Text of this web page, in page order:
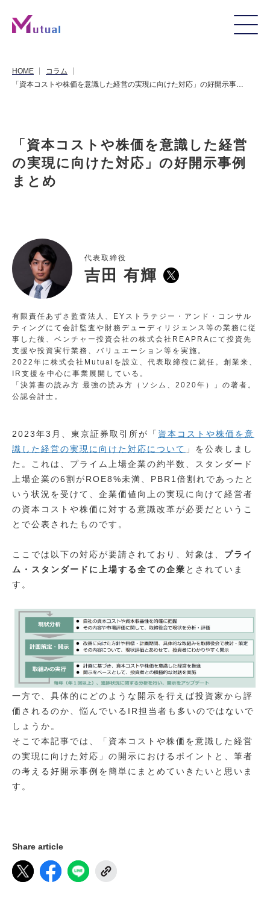
HOME
コラム
「資本コストや株価を意識した経営の実現に向けた対応」の好開示事例まとめ
「資本コストや株価を意識した経営
の実現に向けた対応」の好開示事例
まとめ
代表取締役
吉田 有輝
有限責任あずさ監査法人、EYストラテジー・アンド・コンサル
ティングにて会計監査や財務デューディリジェンス等の業務に従
事した後、ベンチャー投資会社の株式会社REAPRAにて投資先
支援や投資実行業務、バリュエーション等を実施。
2022年に株式会社Mutualを設立、代表取締役に就任。創業来、
IR支援を中心に事業展開している。
「決算書の読み方 最強の読み方（ソシム、2020年）」の著者。
公認会計士。
2023年3月、東京証券取引所が「 資本コストや株価を意
識した経営の実現に向けた対応について 」を公表しまし
た。これは、プライム上場企業の約半数、スタンダード
上場企業の6割がROE8%未満、PBR1倍割れであったと
いう状況を受けて、企業価値向上の実現に向けて経営者
の資本コストや株価に対する意識改革が必要だというこ
とで公表されたものです。
ここでは以下の対応が要請されており、対象は、 プライ
ム・スタンダードに上場する全ての企業 とされていま
す。
一方で、具体的にどのような開示を行えば投資家から評
価されるのか、悩んでいるIR担当者も多いのではないで
しょうか。
そこで本記事では、「資本コストや株価を意識した経営
の実現に向けた対応」の開示におけるポイントと、筆者
の考える好開示事例を簡単にまとめていきたいと思いま
す。
Share article